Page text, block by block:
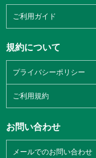
ご利用ガイド
規約について
プライバシーポリシー
ご利用規約
お問い合わせ
メールでのお問い合わせ